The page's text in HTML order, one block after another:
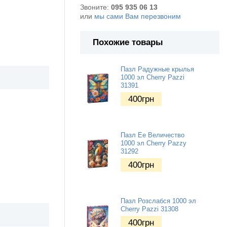
Звоните: 095 935 06 13
или мы сами Вам перезвоним
Похожие товары
Пазл Радужные крылья
1000 эл Cherry Pazzi
31391
400грн
Пазл Ее Величество
1000 эл Cherry Pazzy
31292
400грн
Пазл Розслабся 1000 эл
Cherry Pazzi 31308
400грн